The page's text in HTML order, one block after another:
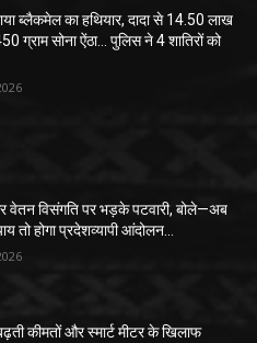
ब्लैकमेल का हथियार, दादा से 14.50 लाख
ग्राम सोना ऐंठा… पुलिस ने 4 शातिरों को
वेतन विसंगति पर भड़के पटवारी, बोले—अब
तो होगा प्रदेशव्यापी आंदोलन…
कीमतों और स्मार्ट मीटर के खिलाफ